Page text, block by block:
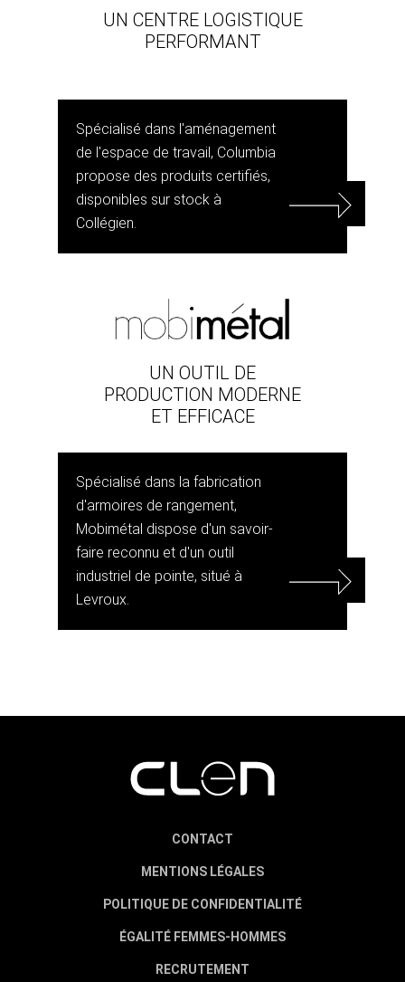
UN CENTRE LOGISTIQUE
PERFORMANT
Spécialisé dans l'aménagement
de l'espace de travail, Columbia
propose des produits certifiés,
disponibles sur stock à
Collégien.
UN OUTIL DE
PRODUCTION MODERNE
ET EFFICACE
Spécialisé dans la fabrication
d'armoires de rangement,
Mobimétal dispose d'un savoir-
faire reconnu et d'un outil
industriel de pointe, situé à
Levroux.
CONTACT
MENTIONS LÉGALES
POLITIQUE DE CONFIDENTIALITÉ
ÉGALITÉ FEMMES-HOMMES
RECRUTEMENT